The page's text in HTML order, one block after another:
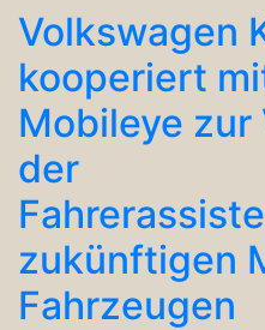
Volkswagen
kooperiert
Mobileye zur
der
zukünftigen
Fahrzeugen